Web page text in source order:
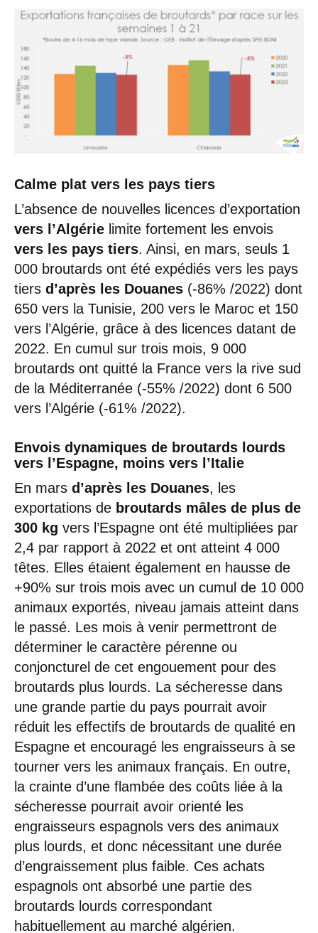
Calme plat vers les pays tiers
L’absence de nouvelles licences d’exportation
vers l’Algérie limite fortement les envois
vers les pays tiers. Ainsi, en mars, seuls 1
000 broutards ont été expédiés vers les pays
tiers d’après les Douanes (-86% /2022) dont
650 vers la Tunisie, 200 vers le Maroc et 150
vers l’Algérie, grâce à des licences datant de
2022. En cumul sur trois mois, 9 000
broutards ont quitté la France vers la rive sud
de la Méditerranée (-55% /2022) dont 6 500
vers l’Algérie (-61% /2022).
Envois dynamiques de broutards lourds
vers l’Espagne, moins vers l’Italie
En mars d’après les Douanes, les
exportations de broutards mâles de plus de
300 kg vers l’Espagne ont été multipliées par
2,4 par rapport à 2022 et ont atteint 4 000
têtes. Elles étaient également en hausse de
+90% sur trois mois avec un cumul de 10 000
animaux exportés, niveau jamais atteint dans
le passé. Les mois à venir permettront de
déterminer le caractère pérenne ou
conjoncturel de cet engouement pour des
broutards plus lourds. La sécheresse dans
une grande partie du pays pourrait avoir
réduit les effectifs de broutards de qualité en
Espagne et encouragé les engraisseurs à se
tourner vers les animaux français. En outre,
la crainte d’une flambée des coûts liée à la
sécheresse pourrait avoir orienté les
engraisseurs espagnols vers des animaux
plus lourds, et donc nécessitant une durée
d’engraissement plus faible. Ces achats
espagnols ont absorbé une partie des
broutards lourds correspondant
habituellement au marché algérien.